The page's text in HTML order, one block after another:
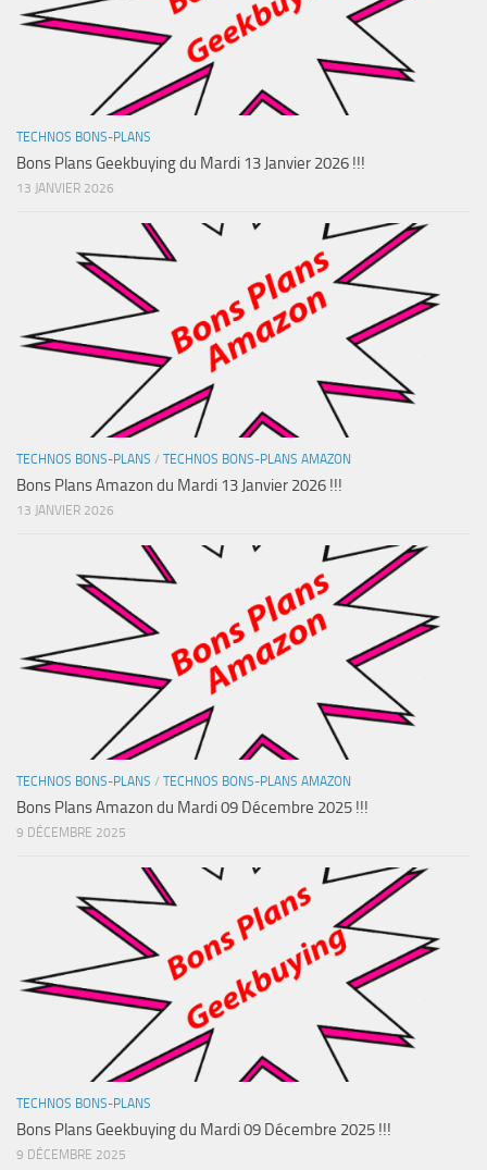
TECHNOS BONS-PLANS
Bons Plans Geekbuying du Mardi 13 Janvier 2026 !!!
13 JANVIER 2026
TECHNOS BONS-PLANS / TECHNOS BONS-PLANS AMAZON
Bons Plans Amazon du Mardi 13 Janvier 2026 !!!
13 JANVIER 2026
TECHNOS BONS-PLANS / TECHNOS BONS-PLANS AMAZON
Bons Plans Amazon du Mardi 09 Décembre 2025 !!!
9 DÉCEMBRE 2025
TECHNOS BONS-PLANS
Bons Plans Geekbuying du Mardi 09 Décembre 2025 !!!
9 DÉCEMBRE 2025